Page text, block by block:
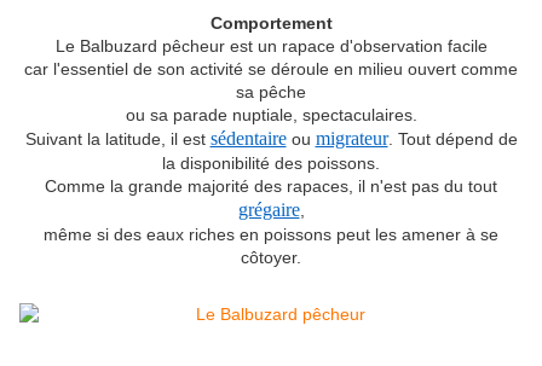
Comportement
Le Balbuzard pêcheur est un rapace d'observation facile
car l'essentiel de son activité se déroule en milieu ouvert comme
sa pêche
ou sa parade nuptiale, spectaculaires.
Suivant la latitude, il est sédentaireou migrateur. Tout dépend de
la disponibilité des poissons.
Comme la grande majorité des rapaces, il n'est pas du tout
grégaire,
même si des eaux riches en poissons peut les amener à se
côtoyer.